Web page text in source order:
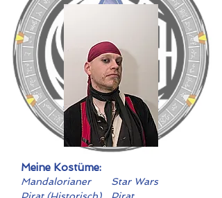
Meine Kostüme:
Mandalorianer
Star Wars